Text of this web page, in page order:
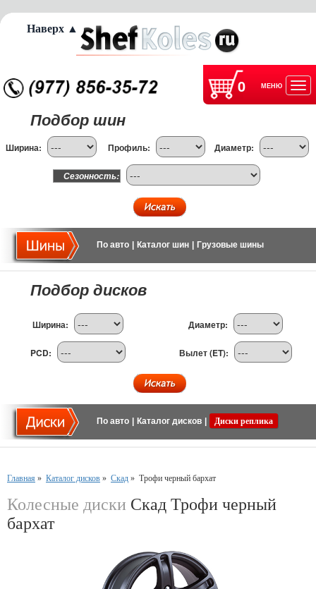
0 МЕНЮ
Подбор шин
Ширина: Профиль: Диаметр:
Сезонность:
По авто Каталог шин Грузовые шины
Подбор дисков
Ширина: Диаметр:
PCD: Вылет (ET):
По авто Каталог дисков Диски реплика
Главная » Каталог дисков » Скад » Трофи черный бархат
Колесные диски Скад Трофи черный
бархат
Наверх ▲